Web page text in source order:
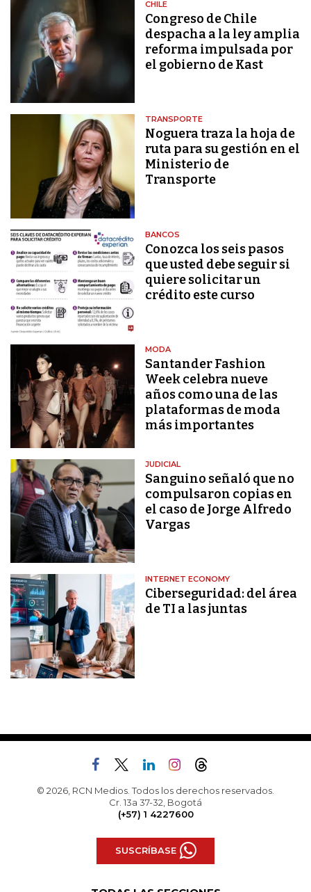
CHILE
Congreso de Chile
despacha a la ley amplia
reforma impulsada por
el gobierno de Kast
TRANSPORTE
Noguera traza la hoja de
ruta para su gestión en el
Ministerio de
Transporte
BANCOS
Conozca los seis pasos
que usted debe seguir si
quiere solicitar un
crédito este curso
MODA
Santander Fashion
Week celebra nueve
años como una de las
plataformas de moda
más importantes
JUDICIAL
Sanguino señaló que no
compulsaron copias en
el caso de Jorge Alfredo
Vargas
INTERNET ECONOMY
Ciberseguridad: del área
de TI a las juntas
© 2026, RCN Medios. Todos los derechos reservados.
Cr. 13a 37-32, Bogotá
(+57) 1 4227600
SUSCRÍBASE